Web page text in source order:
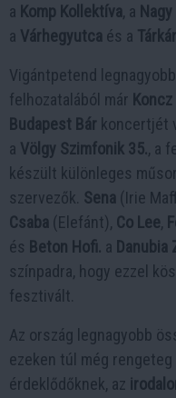
a Komp Kollektíva, a
a Várhegyutca és a
Vigántpetend
felhozatalából már
Budapest Bár koncertjét
a Völgy Szimfonik 35., a
készült különleges
szervezők. Sena (Irie
Csaba (Elefánt), Co Lee,
és Beton Hofi. a Danubia
színpadra, hogy ezzel
fesztivált.
Az ország legnagyobb
ezeken túl még
érdeklődőknek, az